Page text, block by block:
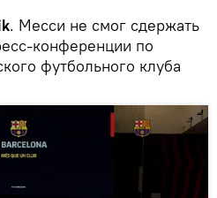
. Месси не смог сдержать
конференции по
футбольного клуба